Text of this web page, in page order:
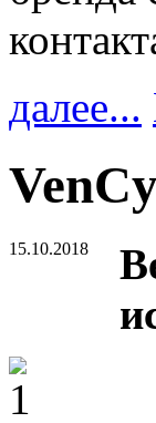
далее...
15.10.2018